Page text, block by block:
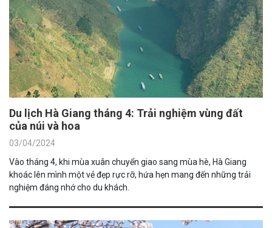
Du lịch Hà Giang tháng 4: Trải nghiệm vùng đất
của núi và hoa
03/04/2024
Vào tháng 4, khi mùa xuân chuyển giao sang mùa hè, Hà Giang
khoác lên mình một vẻ đẹp rực rỡ, hứa hẹn mang đến những trải
nghiệm đáng nhớ cho du khách.